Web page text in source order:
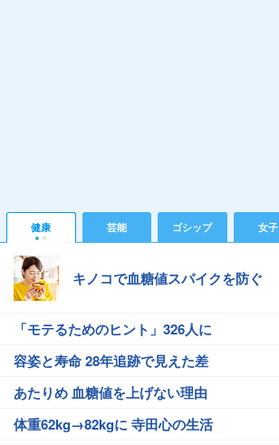
健康 芸能 ゴシップ 女子
キノコで血糖値スパイクを防ぐ
「モテるためのヒント」326人に
容姿と寿命 28年追跡で見えた差
あたりめ 血糖値を上げない理由
体重62kg→82kgに 寺田心の生活